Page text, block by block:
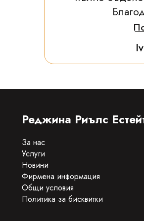
Реджина Риълс
За нас
Услуги
Новини
Фирмена информация
Общи условия
Политика за бисквитки